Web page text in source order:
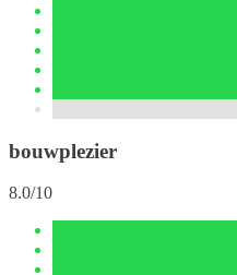
bouwplezier
8.0/10